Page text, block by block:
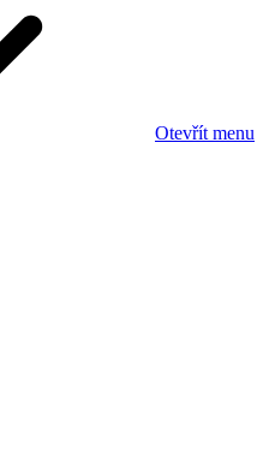
Otevřít menu